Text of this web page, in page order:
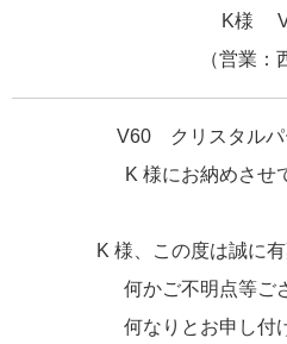
K様
（営業：
V60 クリスタルパ
K 様にお納めさせ
K 様、この度は誠に
何かご不明点等ご
何なりとお申し付